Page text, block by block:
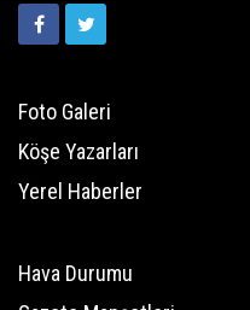
Foto Galeri
Köşe Yazarları
Yerel Haberler
Hava Durumu